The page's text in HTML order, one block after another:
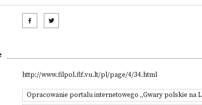
http://www.filpol.flf.vu.lt/pl/page/4/34.html
Opracowanie portalu internetowego „Gwary polskie na